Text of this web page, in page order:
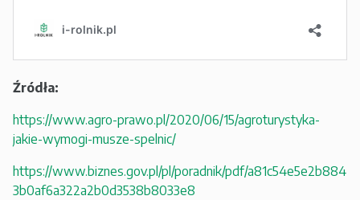
Źródła:
https://www.agro-prawo.pl/2020/06/15/agroturystyka-
jakie-wymogi-musze-spelnic/
https://www.biznes.gov.pl/pl/poradnik/pdf/a81c54e5e2b884
3b0af6a322a2b0d3538b8033e8